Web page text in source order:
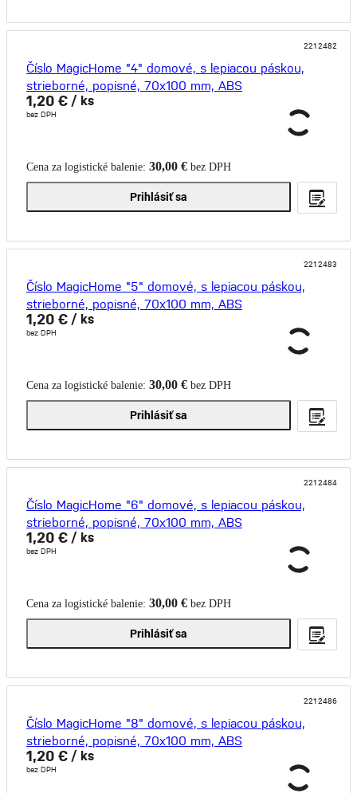
2212482
Číslo MagicHome "4" domové, s lepiacou páskou,
strieborné, popisné, 70x100 mm, ABS
1,20 € / ks
bez DPH
Cena za logistické balenie: 30,00 € bez DPH
Prihlásiť sa
2212483
Číslo MagicHome "5" domové, s lepiacou páskou,
strieborné, popisné, 70x100 mm, ABS
1,20 € / ks
bez DPH
Cena za logistické balenie: 30,00 € bez DPH
Prihlásiť sa
2212484
Číslo MagicHome "6" domové, s lepiacou páskou,
strieborné, popisné, 70x100 mm, ABS
1,20 € / ks
bez DPH
Cena za logistické balenie: 30,00 € bez DPH
Prihlásiť sa
2212486
Číslo MagicHome "8" domové, s lepiacou páskou,
strieborné, popisné, 70x100 mm, ABS
1,20 € / ks
bez DPH